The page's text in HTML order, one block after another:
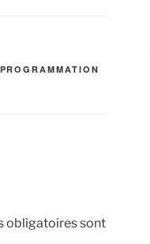
PROGRAMMATION
obligatoires sont